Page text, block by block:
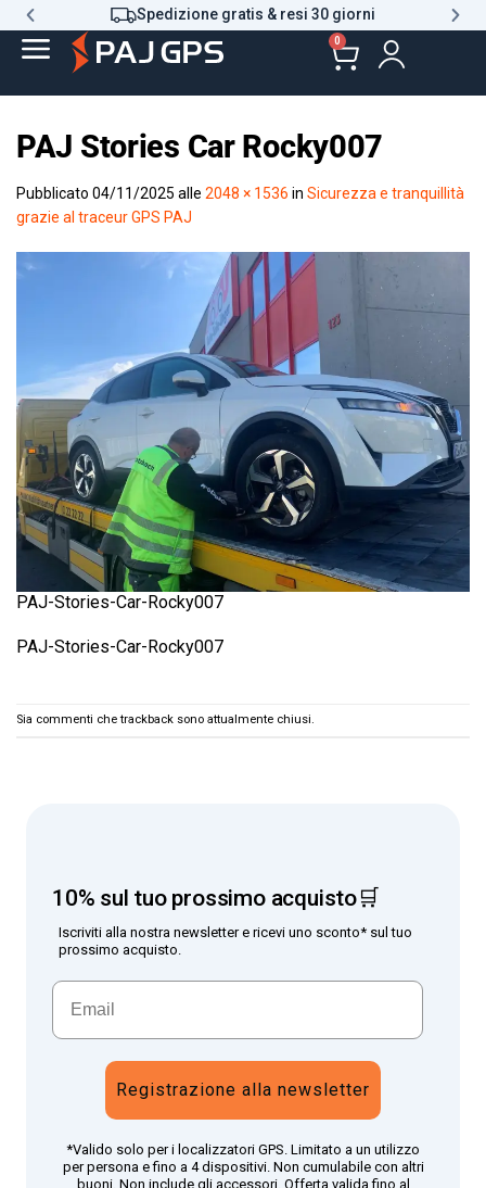
Spedizione gratis & resi 30 giorni
0
PAJ Stories Car Rocky007
Pubblicato 04/11/2025 alle 2048 × 1536 in Sicurezza e tranquillità
grazie al traceur GPS PAJ
PAJ-Stories-Car-Rocky007
PAJ-Stories-Car-Rocky007
Sia commenti che trackback sono attualmente chiusi.
10% sul tuo prossimo acquisto🛒
Iscriviti alla nostra newsletter e ricevi uno sconto* sul tuo
prossimo acquisto.
Registrazione alla newsletter
*Valido solo per i localizzatori GPS. Limitato a un utilizzo
per persona e fino a 4 dispositivi. Non cumulabile con altri
buoni. Non include gli accessori. Offerta valida fino al